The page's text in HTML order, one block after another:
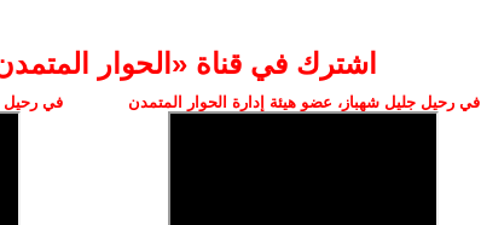
اشترك في قناة ‫«الحوار
في رحيل جليل شهباز، عضو هيئة إدارة الحوار المتمدن في رحيل